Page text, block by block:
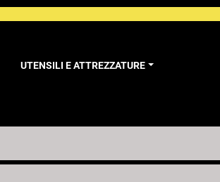
UTENSILI E ATTREZZATURE